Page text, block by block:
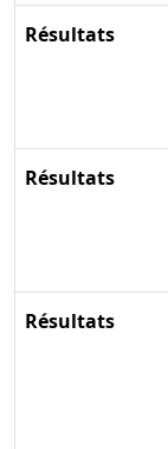
Résultats
Résultats
Résultats